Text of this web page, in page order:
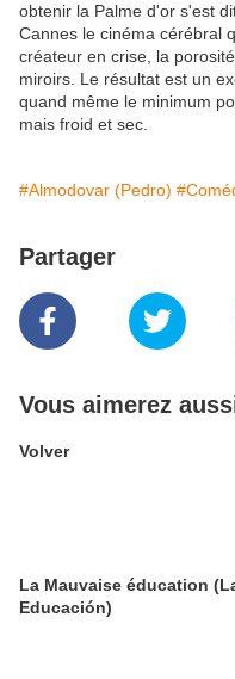
obtenir la Palme d'or s'est
Cannes le cinéma cérébral
créateur en crise, la
miroirs. Le résultat est un
quand même le minimum
mais froid et sec.
#Almodovar (Pedro)
Partager
Vous aimerez
Volver
La Mauvaise éducation
Educación)